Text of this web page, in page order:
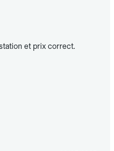
et prix correct.